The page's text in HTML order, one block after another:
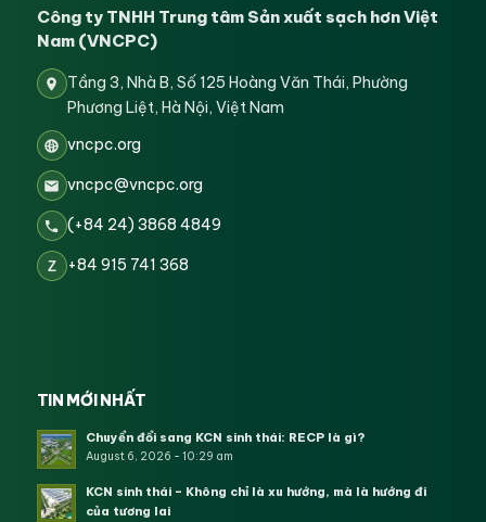
Công ty TNHH Trung tâm Sản xuất sạch hơn Việt
Nam (VNCPC)
Tầng 3, Nhà B, Số 125 Hoàng Văn Thái, Phường
Phương Liệt, Hà Nội, Việt Nam
vncpc.org
vncpc@vncpc.org
(+84 24) 3868 4849
Z +84 915 741 368
TIN MỚI NHẤT
Chuyển đổi sang KCN sinh thái: RECP là gì?
August 6, 2026 - 10:29 am
KCN sinh thái – Không chỉ là xu hướng, mà là hướng đi
của tương lai